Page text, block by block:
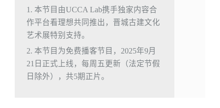
1. 本节目由UCCA Lab携手独家内容合
作平台看理想共同推出，晋城古建文化
艺术展特别支持。
2. 本节目为免费播客节目，2025年9月
21日正式上线，每周五更新（法定节假
日除外），共5期正片。